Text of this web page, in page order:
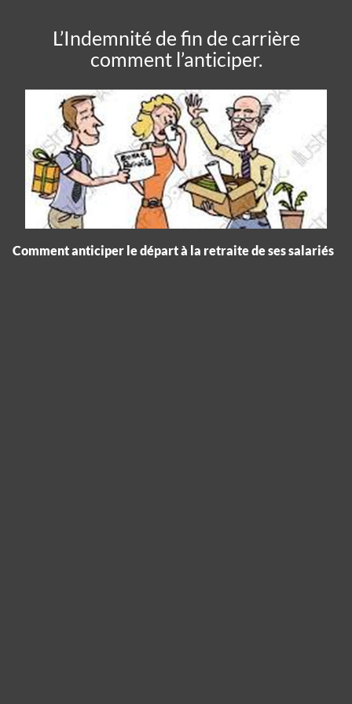
L’Indemnité de fin de carrière
comment l’anticiper.
Comment anticiper le départ à la retraite de ses salariés